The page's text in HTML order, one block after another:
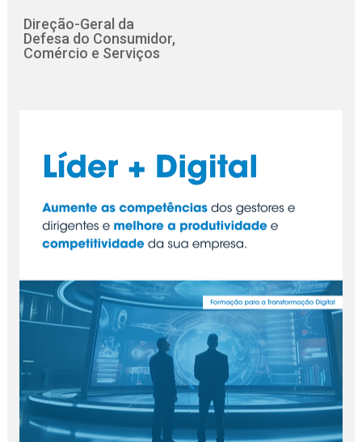
Direção-Geral da
Defesa do Consumidor,
Comércio e Serviços